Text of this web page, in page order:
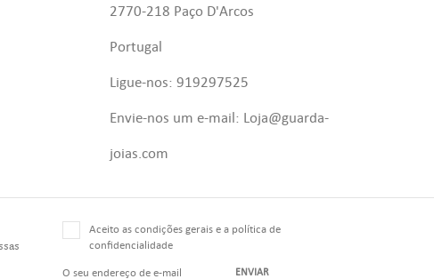
2770-218 Paço D'Arcos
Portugal
Ligue-nos: 919297525
Envie-nos um e-mail: Loja@guarda-
joias.com
Aceito as condições gerais e a política de
confidencialidade
ENVIAR